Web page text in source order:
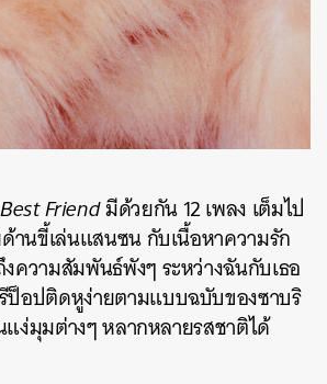
Friendมีด้วยกัน 12 เพลง เต็มไป
านขี้เล่นแสนซน กับเนื้อหาความรัก
ความสัมพันธ์พังๆ ระหว่างฉันกับเธอ
อปติดหูง่ายตามแบบฉบับของซาบริ
แง่มุมต่างๆ หลากหลายรสชาติได้